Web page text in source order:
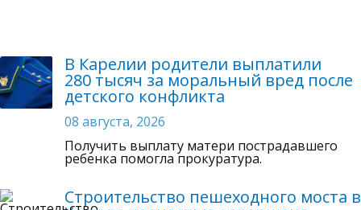
В Карелии родители выплатили
280 тысяч за моральный вред после
детского конфликта
08 августа, 2026
Получить выплату матери пострадавшего
ребенка помогла прокуратура.
Строительство пешеходного моста в